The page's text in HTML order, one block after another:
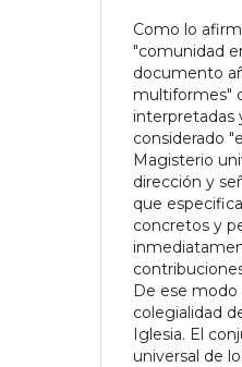
Como lo
"comunidad
documento
multiformes"
interpretadas
considerado
Magisterio
dirección y
que
concretos y
De ese modo
colegialidad
Iglesia. El
universal de